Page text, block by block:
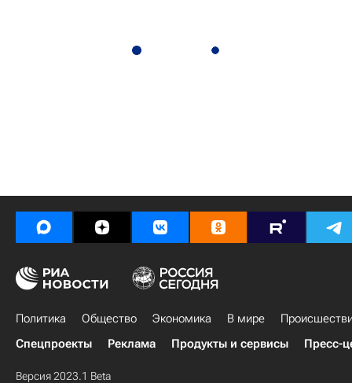
Политика Общество Экономика В мире
Спецпроекты
Реклама Продукты и сервисы Пресс-
Версия 2023.1 Beta